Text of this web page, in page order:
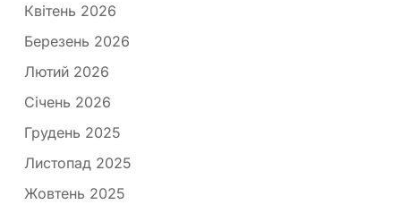
Квітень 2026
Березень 2026
Лютий 2026
Січень 2026
Грудень 2025
Листопад 2025
Жовтень 2025